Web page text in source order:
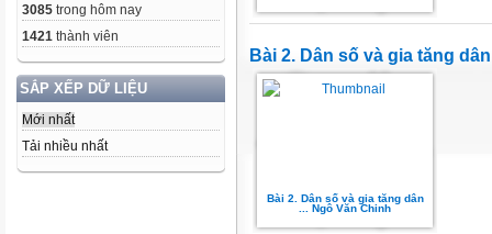
3085 trong hôm nay
1421 thành viên
SẮP XẾP DỮ LIỆU
Mới nhất
Tải nhiều nhất
Bài 2. Dân số và gia tăng
Bài 2. Dân số và gia tăng dân
... Ngô Văn Chinh